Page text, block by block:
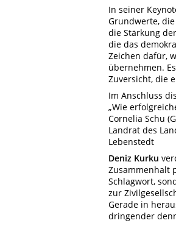
In seiner
Grundwerte,
die Stärkung
die das
Zeichen dafür,
übernehmen.
Zuversicht, die
Im Anschluss
„Wie
Cornelia Schu
Landrat des
Lebenstedt
Deniz Kurku
Zusammenhalt
Schlagwort,
zur
Gerade in
dringender